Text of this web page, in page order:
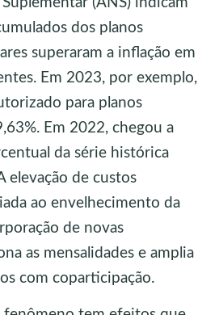
dos planos
superaram a inflação em
Em 2023, por exemplo,
para planos
Em 2022, chegou a
da série histórica
elevação de custos
ao envelhecimento da
de novas
as mensalidades e amplia
com coparticipação.